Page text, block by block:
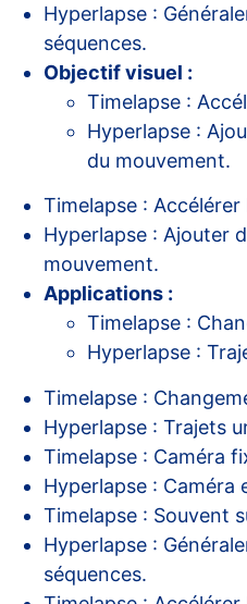
Hyperlapse :
séquences.
Objectif visuel :
Timelapse :
Hyperlapse :
du mouvement.
Timelapse : Accélérer
Hyperlapse : Ajouter
mouvement.
Applications :
Timelapse :
Hyperlapse :
Timelapse :
Hyperlapse : Trajets
Timelapse : Caméra
Hyperlapse : Caméra
Timelapse : Souvent
Hyperlapse :
séquences.